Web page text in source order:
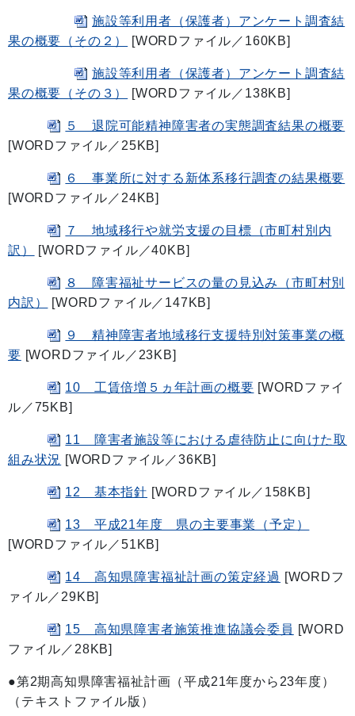
施設等利用者（保護者）アンケート調査結
果の概要（その２）
[WORDファイル／160KB]
施設等利用者（保護者）アンケート調査結
果の概要（その３）
[WORDファイル／138KB]
５ 退院可能精神障害者の実態調査結果の概要
[WORDファイル／25KB]
６ 事業所に対する新体系移行調査の結果概要
[WORDファイル／24KB]
７ 地域移行や就労支援の目標（市町村別内
訳）
[WORDファイル／40KB]
８ 障害福祉サービスの量の見込み（市町村別
内訳）
[WORDファイル／147KB]
９ 精神障害者地域移行支援特別対策事業の概
要 [WORDファイル／23KB]
10 工賃倍増５ヵ年計画の概要 [WORDファイ
ル／75KB]
11 障害者施設等における虐待防止に向けた取
組み状況 [WORDファイル／36KB]
12 基本指針 [WORDファイル／158KB]
13 平成21年度 県の主要事業（予定）
[WORDファイル／51KB]
14 高知県障害福祉計画の策定経過 [WORDフ
ァイル／29KB]
15 高知県障害者施策推進協議会委員 [WORD
ファイル／28KB]
●第2期高知県障害福祉計画（平成21年度から23年度）
（テキストファイル版）